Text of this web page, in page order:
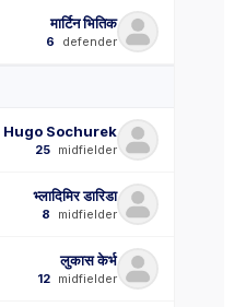
मार्टिन भितिक
6 defender
Hugo Sochurek
25 midfielder
भ्लादिमिर डारिडा
8 midfielder
लुकास केर्भ
12 midfielder